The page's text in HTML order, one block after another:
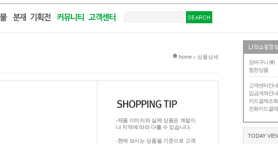
장바구니 (0)
찜한상품
고객센터안내
입금계좌안내
카드결제조회
전화카드결제
TODAY
현재 위치
home > 상품상세
-제품 이미지와 실제 상품은 계절이
나 지역에 따라 다를 수 있습니다.
-현재 보시는 상품을 기준으로 고객